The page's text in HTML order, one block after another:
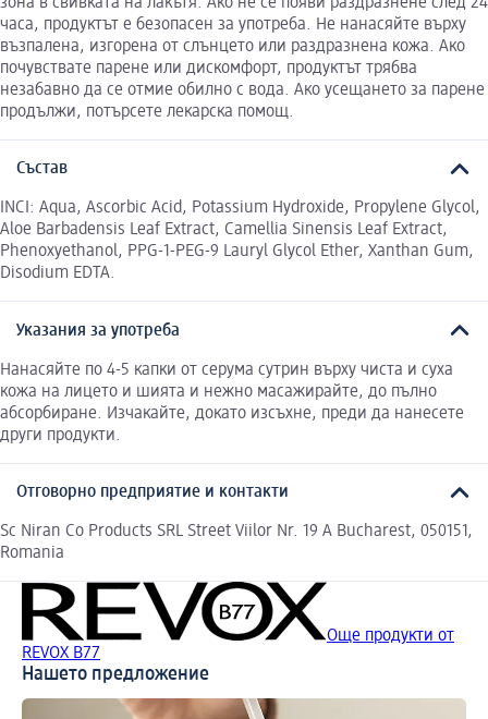
часа, продуктът е безопасен за употреба. Не нанасяйте върху
възпалена, изгорена от слънцето или раздразнена кожа. Ако
почувствате парене или дискомфорт, продуктът трябва
незабавно да се отмие обилно с вода. Ако усещането за парене
продължи, потърсете лекарска помощ.
Състав
INCI: Aqua, Ascorbic Acid, Potassium Hydroxide, Propylene Glycol,
Aloe Barbadensis Leaf Extract, Camellia Sinensis Leaf Extract,
Phenoxyethanol, PPG-1-PEG-9 Lauryl Glycol Ether, Xanthan Gum,
Disodium EDTA.
Указания за употреба
Нанасяйте по 4-5 капки от серума сутрин върху чиста и суха
кожа на лицето и шията и нежно масажирайте, до пълно
абсорбиране. Изчакайте, докато изсъхне, преди да нанесете
други продукти.
Отговорно предприятие и контакти
Sc Niran Co Products SRL Street Viilor Nr. 19 A Bucharest, 050151,
Romania
Още продукти от
REVOX B77
Нашето предложение